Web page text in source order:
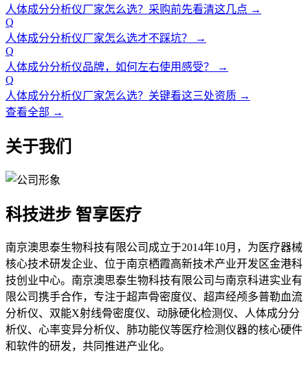
人体成分分析仪厂家怎么选？采购前先看清这几点 →
Q
人体成分分析仪厂家怎么选才不踩坑？
→
Q
人体成分分析仪品牌，如何左右使用感受？
→
Q
人体成分分析仪厂家怎么选？关键看这三处资质 →
查看全部 →
关于我们
科技进步 智享医疗
南京澳思泰生物科技有限公司成立于2014年10月，为医疗器械
核心技术研发企业、位于南京栖霞高新技术产业开发区金港科
技创业中心。南京澳思泰生物科技有限公司与南京科进实业有
限公司携手合作，专注于超声骨密度仪、超声经颅多普勒血流
分析仪、双能X射线骨密度仪、动脉硬化检测仪、人体成分分
析仪、心率变异分析仪、肺功能仪等医疗检测仪器的核心硬件
和软件的研发，共同推进产业化。